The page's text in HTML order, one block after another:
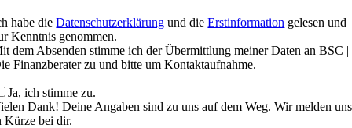
habe dieDatenschutzerklärung und dieErstinformation gelesen und
Kenntnis genommen.
dem Absenden stimme ich der Übermittlung meiner Daten an BSC |
Finanzberater zu und bitte um Kontaktaufnahme.
Ja, ich stimme zu.
Dank! Deine Angaben sind zu uns auf dem Weg. Wir melden uns
Kürze bei dir.